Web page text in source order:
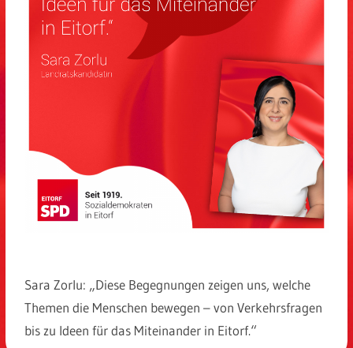
Sara Zorlu: „Diese Begegnungen zeigen uns, welche
Themen die Menschen bewegen – von Verkehrsfragen
bis zu Ideen für das Miteinander in Eitorf.“